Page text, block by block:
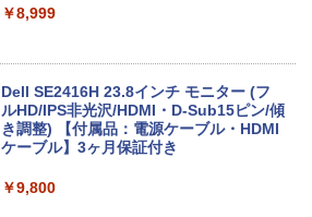
ートパソコン 中古パソコン ノートパソコ
￥29,700
H&B 搭載｜中古ノートパソコン Windo
付き メモリ8GB SSD256GB 初期設定済
者向け 高性能PC 新品
￥39,900
＼マラソン限定値引／【新品 当日出荷】
￥8,999
Dell SE2416H 23.8インチ モニター (フ
ルHD/IPS非光沢/HDMI・D-Sub15ピン/傾
き調整) 【付属品：電源ケーブル・HDMI
ケーブル】3ヶ月保証付き
￥9,800